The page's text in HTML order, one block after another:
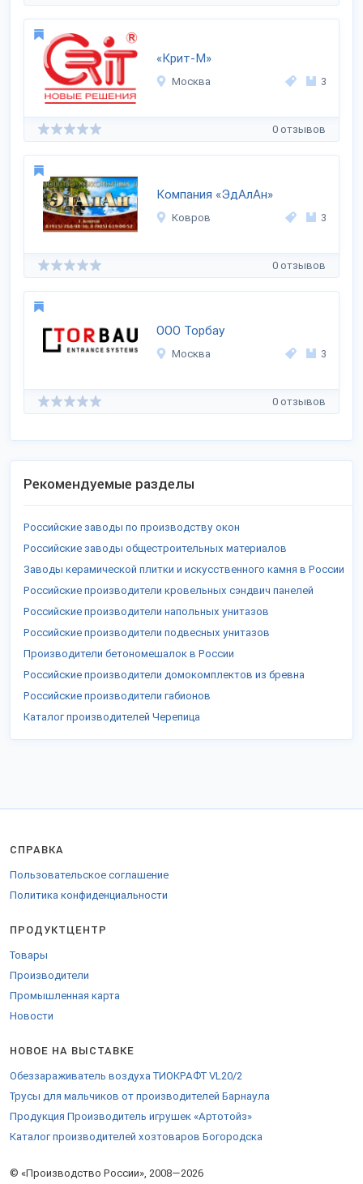
«Крит-М»
Москва 3
0 отзывов
Компания «ЭдАлАн»
Ковров 3
0 отзывов
ООО Торбау
Москва 3
0 отзывов
Рекомендуемые разделы
Российские заводы по производству окон
Российские заводы общестроительных материалов
Заводы керамической плитки и искусственного камня в России
Российские производители кровельных сэндвич панелей
Российские производители напольных унитазов
Российские производители подвесных унитазов
Производители бетономешалок в России
Российские производители домокомплектов из бревна
Российские производители габионов
Каталог производителей Черепица
© «Производство России», 2008—2026
СПРАВКА
Пользовательское соглашение
Политика конфиденциальности
ПРОДУКТЦЕНТР
Товары
Производители
Промышленная карта
Новости
НОВОЕ НА ВЫСТАВКЕ
Обеззараживатель воздуха ТИОКРАФТ VL20/2
Трусы для мальчиков от производителей Барнаула
Продукция Производитель игрушек «Артотойз»
Каталог производителей хозтоваров Богородска